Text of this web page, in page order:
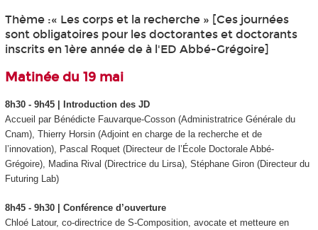
Thème :« Les corps et la recherche » [Ces journées
sont obligatoires pour les doctorantes et doctorants
inscrits en 1ère année de à l'ED Abbé-Grégoire]
Matinée du 19 mai
8h30 - 9h45 | Introduction des JD
Accueil par Bénédicte Fauvarque-Cosson (Administratrice Générale du
Cnam), Thierry Horsin (Adjoint en charge de la recherche et de
l’innovation), Pascal Roquet (Directeur de l’École Doctorale Abbé-
Grégoire), Madina Rival (Directrice du Lirsa), Stéphane Giron (Directeur du
Futuring Lab)
8h45 - 9h30 | Conférence d’ouverture
Chloé Latour, co-directrice de S-Composition, avocate et metteure en